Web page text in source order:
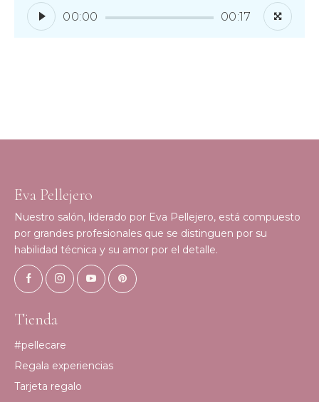
00:00 00:17
Eva Pellejero
Nuestro salón, liderado por Eva Pellejero, está compuesto
por grandes profesionales que se distinguen por su
habilidad técnica y su amor por el detalle.
Tienda
#pellecare
Regala experiencias
Tarjeta regalo